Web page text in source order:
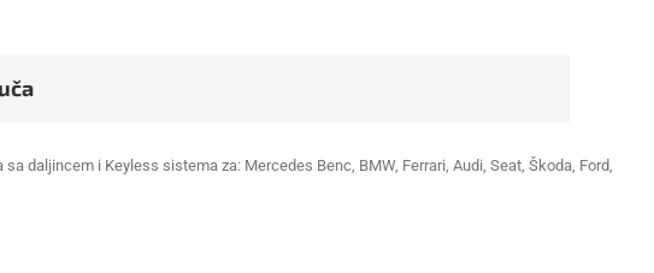
daljincem i Keyless sistema za: Mercedes Benc, BMW, Ferrari, Audi, Seat, Škoda, Ford,